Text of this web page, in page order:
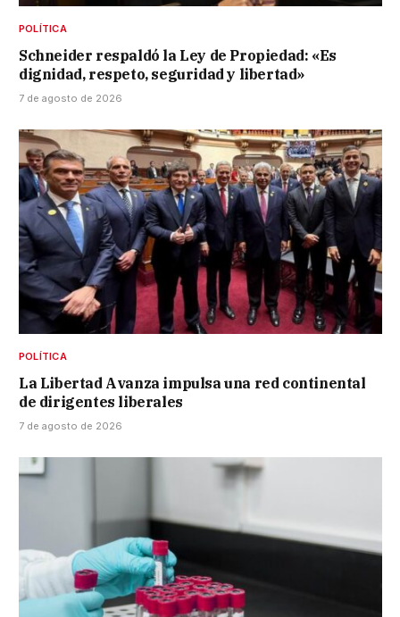
POLÍTICA
Schneider respaldó la Ley de Propiedad: «Es
dignidad, respeto, seguridad y libertad»
7 de agosto de 2026
POLÍTICA
La Libertad Avanza impulsa una red continental
de dirigentes liberales
7 de agosto de 2026